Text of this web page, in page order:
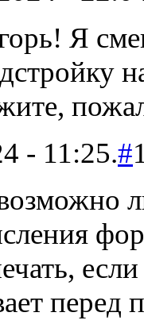
Я
- 11:25.#
перед